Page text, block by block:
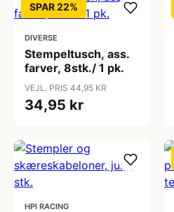
SPAR 22%
DIVERSE
Stempeltusch, ass.
farver, 8stk./ 1 pk.
VEJL. PRIS 44,95 KR
34,95 kr
HPI RACING